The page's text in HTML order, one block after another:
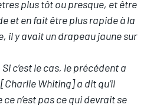
plus tôt ou presque, et être
et en fait être plus rapide à la
il y avait un drapeau jaune sur
c’est le cas, le précédent a
Whiting] a dit qu’il
n’est pas ce qui devrait se